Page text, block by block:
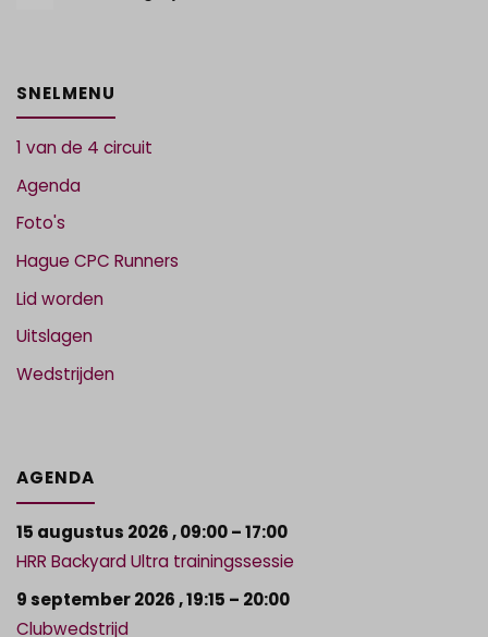
SNELMENU
1 van de 4 circuit
Agenda
Foto's
Hague CPC Runners
Lid worden
Uitslagen
Wedstrijden
AGENDA
15 augustus 2026,09:00– 17:00
HRR Backyard Ultra trainingssessie
9 september 2026,19:15 – 20:00
Clubwedstrijd